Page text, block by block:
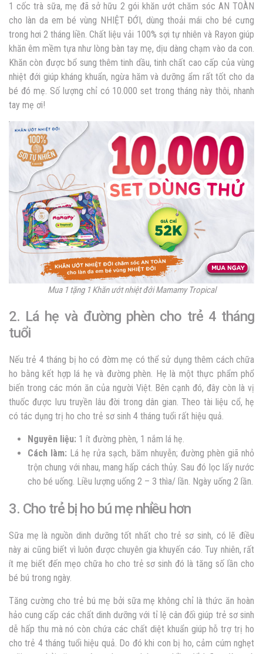
1 cốc trà sữa, mẹ đã sở hữu 2 gói khăn ướt chăm sóc AN TOÀN
cho làn da em bé vùng NHIỆT ĐỚI, dùng thoải mái cho bé cưng
trong hơi 2 tháng liền. Chất liệu vải 100% sợi tự nhiên và Rayon giúp
khăn êm mềm tựa như lòng bàn tay mẹ, dịu dàng chạm vào da con.
Khăn còn được bổ sung thêm tinh dầu, tinh chất cao cấp của vùng
nhiệt đới giúp kháng khuẩn, ngừa hăm và dưỡng ẩm rất tốt cho da
bé đó mẹ. Số lượng chỉ có 10.000 set trong tháng này thôi, nhanh
tay mẹ ơi!
Mua 1 tặng 1 Khăn ướt nhiệt đới Mamamy Tropical
2. Lá hẹ và đường phèn cho trẻ 4 tháng
tuổi
Nếu trẻ 4 tháng bị ho có đờm mẹ có thể sử dụng thêm cách chữa
ho bằng kết hợp lá hẹ và đường phèn. Hẹ là một thực phẩm phổ
biến trong các món ăn của người Việt. Bên cạnh đó, đây còn là vị
thuốc được lưu truyền lâu đời trong dân gian. Theo tài liệu cổ, hẹ
có tác dụng trị ho cho trẻ sơ sinh 4 tháng tuổi rất hiệu quả.
Nguyên liệu: 1 ít đường phèn, 1 nắm lá hẹ.
Cách làm: Lá hẹ rửa sạch, băm nhuyễn; đường phèn giã nhỏ
trộn chung với nhau, mang hấp cách thủy. Sau đó lọc lấy nước
cho bé uống. Liều lượng uống 2 – 3 thìa/ lần. Ngày uống 2 lần.
3. Cho trẻ bị ho bú mẹ nhiều hơn
Sữa mẹ là nguồn dinh dưỡng tốt nhất cho trẻ sơ sinh, có lẽ điều
này ai cũng biết vì luôn được chuyên gia khuyến cáo. Tuy nhiên, rất
ít mẹ biết đến mẹo chữa ho cho trẻ sơ sinh đó là tăng số lần cho
bé bú trong ngày.
Tăng cường cho trẻ bú mẹ bởi sữa mẹ không chỉ là thức ăn hoàn
hảo cung cấp các chất dinh dưỡng với tỉ lệ cân đối giúp trẻ sơ sinh
dễ hấp thu mà nó còn chứa các chất diệt khuẩn giúp hỗ trợ trị ho
cho trẻ 4 tháng tuổi hiệu quả. Do đó khi con bị ho, cảm cúm nghẹt